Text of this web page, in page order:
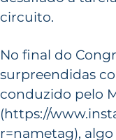
circuito.
No final do
surpreendidas
conduzido pelo
(https://
r=nametag),